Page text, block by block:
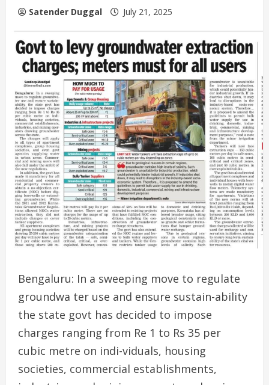
Satender Duggal July 21, 2025
Bengaluru: In a sweeping move to regulate
groundwa ter use and ensure sustain-ability
the state govt has decided to impose
charges ranging from Re 1 to Rs 35 per
cubic metre on indi-viduals, housing
societies, commercial establishments,